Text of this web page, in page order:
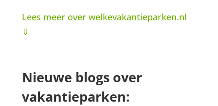
Lees meer over welkevakantieparken.nl
⇓
Nieuwe blogs over
vakantieparken: